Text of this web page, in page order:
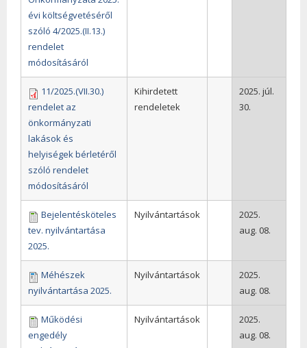
évi költségvetéséről
szóló 4/2025.(II.13.)
rendelet
módosításáról
11/2025.(VII.30.)
rendelet az
önkormányzati
lakások és
helyiségek bérletéről
szóló rendelet
módosításáról
Kihirdetett
rendeletek
2025. júl.
30.
Bejelentésköteles
tev. nyilvántartása
2025.
Nyilvántartások
2025.
aug. 08.
Méhészek
nyilvántartása 2025.
Nyilvántartások
2025.
aug. 08.
Működési
engedély
Nyilvántartások
2025.
aug. 08.